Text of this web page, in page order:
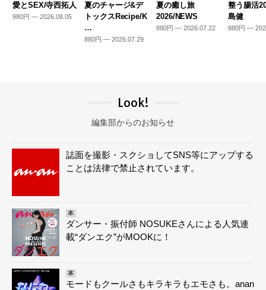
愛とSEX/寺西拓人
980円 — 2026.08.05
夏のチャージ&デ
トックスRecipe/K
…
880円 — 2026.07.29
夏の癒し旅
2026/NEWS
880円 — 2026.07.22
整う腸活
島健
880円 —
Look!
編集部からのお知らせ
誌面を撮影・スクショしてSNS等にアップする
ことは法律で禁止されています。
本
ダンサー・振付師 NOSUKEさんによる人気連
載“ダンエク”がMOOKに！
本
モードもクールさもキラキラもエモさも。anan